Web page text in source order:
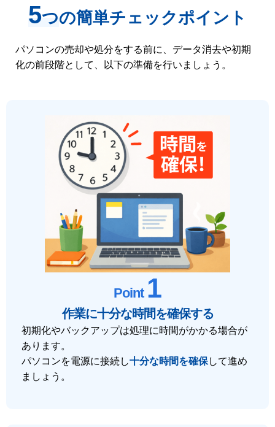
5つの簡単チェックポイント
パソコンの売却や処分をする前に、データ消去や初期
化の前段階として、以下の準備を行いましょう。
Point 1
作業に十分な時間を確保する
初期化やバックアップは処理に時間がかかる場合が
あります。
パソコンを電源に接続し十分な時間を確保して進め
ましょう。